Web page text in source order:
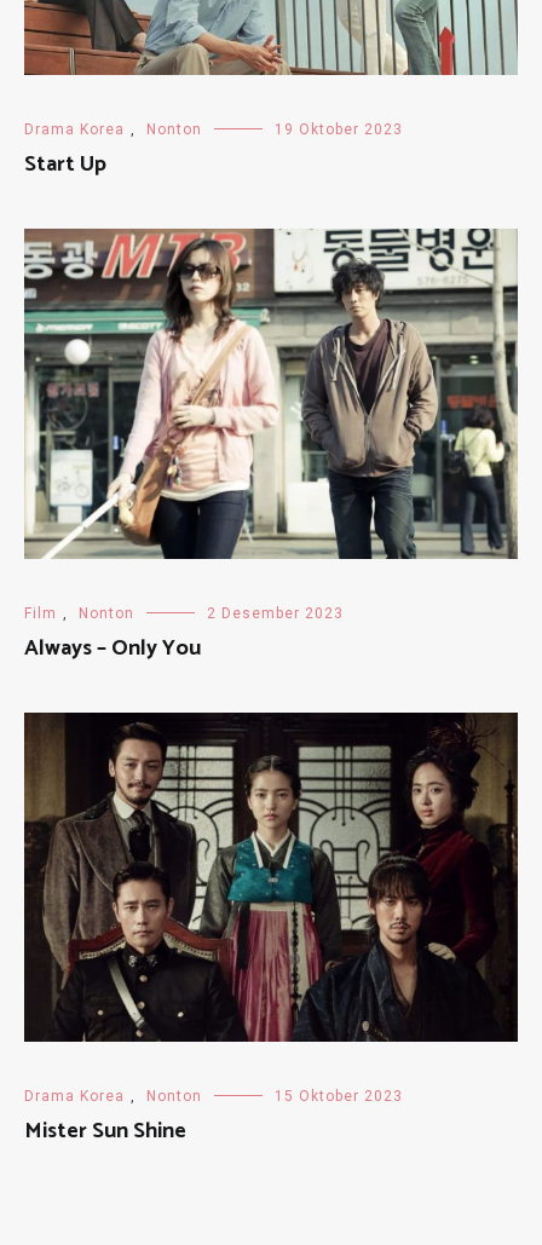
Drama Korea , Nonton 19 Oktober 2023
Start Up
Film , Nonton 2 Desember 2023
Always – Only You
Drama Korea , Nonton 15 Oktober 2023
Mister Sun Shine